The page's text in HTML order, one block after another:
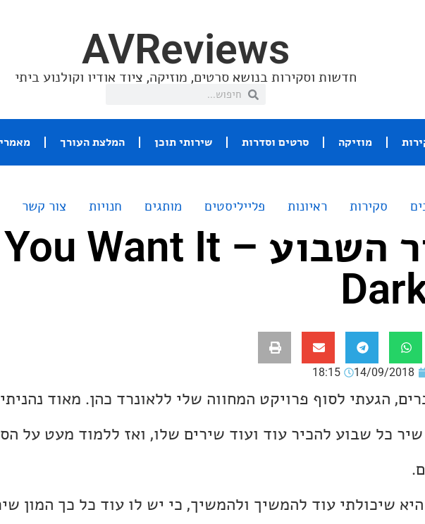
AVReviews
חדשות וסקירות בנושא סרטים, מוזיקה, ציוד אודיו וקולנוע ביתי
מוזיקה סרטים וסדרות שירותי תוכן המלצת העורך
סקירות ראיונות פלייליסטים מותגים חנויות צור קשר
שיר השבוע – You Want It
14/09/2018
18:15
הגעתי לסוף פרויקט המחווה שלי ללאונרד כהן. מאוד
כל שבוע להכיר עוד ועוד שירים שלו, ואז ללמוד מעט על
שיכולתי עוד להמשיך ולהמשיך, כי יש לו עוד כל כך המון